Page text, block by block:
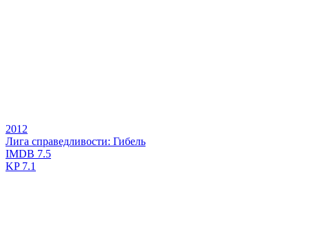
2012
Лига справедливости: Гибель
IMDB 7.5
KP7.1